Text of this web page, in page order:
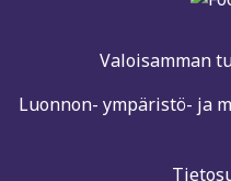
Valoisamman
Luonnon- ympäristö- ja